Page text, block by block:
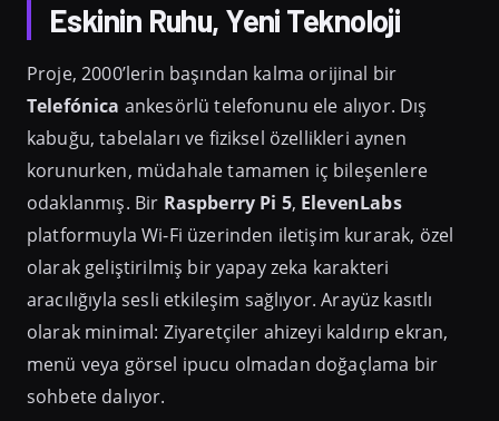
Eskinin Ruhu, Yeni Teknoloji
Proje, 2000’lerin başından kalma orijinal bir
Telefónica ankesörlü telefonunu ele alıyor. Dış
kabuğu, tabelaları ve fiziksel özellikleri aynen
korunurken, müdahale tamamen iç bileşenlere
odaklanmış. Bir Raspberry Pi 5, ElevenLabs
platformuyla Wi-Fi üzerinden iletişim kurarak, özel
olarak geliştirilmiş bir yapay zeka karakteri
aracılığıyla sesli etkileşim sağlıyor. Arayüz kasıtlı
olarak minimal: Ziyaretçiler ahizeyi kaldırıp ekran,
menü veya görsel ipucu olmadan doğaçlama bir
sohbete dalıyor.